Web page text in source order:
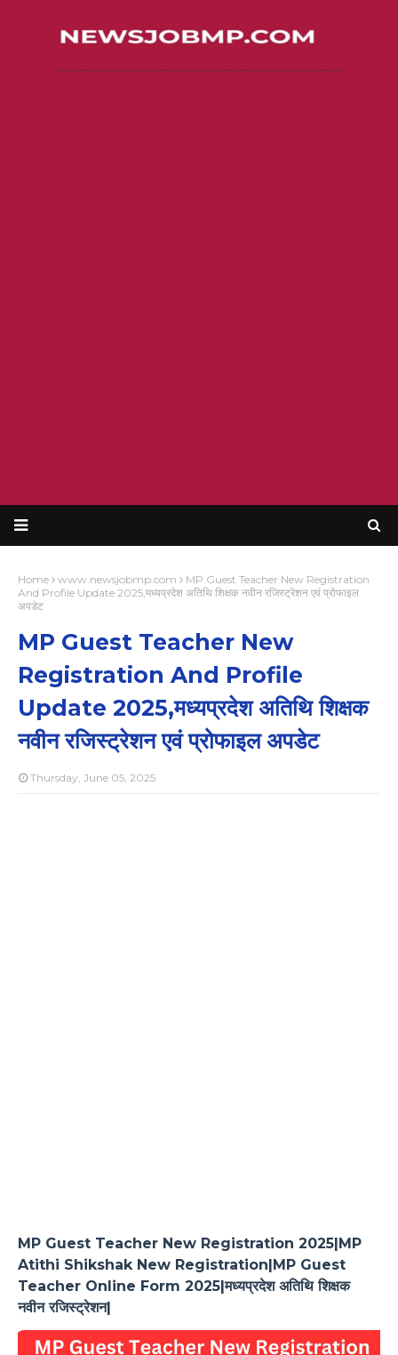
Home www.newsjobmp.com
MP Guest Teacher New Registration
And Profile Update 2025,मध्यप्रदेश अतिथि शिक्षक नवीन रजिस्ट्रेशन एवं प्रोफाइल
अपडेट
MP Guest Teacher New
Registration And Profile
Update 2025,मध्यप्रदेश अतिथि शिक्षक
नवीन रजिस्ट्रेशन एवं प्रोफाइल अपडेट
Thursday, June 05, 2025
MP Guest Teacher New Registration 2025|MP
Atithi Shikshak New Registration|MP Guest
Teacher Online Form 2025|मध्यप्रदेश अतिथि शिक्षक
नवीन रजिस्ट्रेशन|